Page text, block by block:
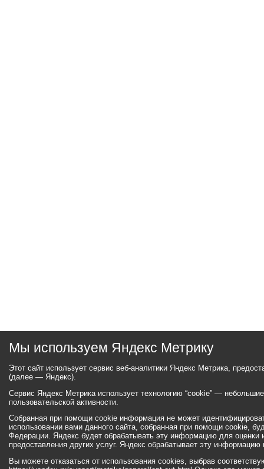
Мы используем Яндекс Метрику
Этот сайт использует сервис веб-аналитики Яндекс Метрика,
(далее — Яндекс).
Сервис Яндекс Метрика использует технологию “cookie” —
пользовательской активности.
Собранная при помощи cookie информация не может
использовании вами данного сайта, собранная при помощи cookie,
Федерации. Яндекс будет обрабатывать эту информацию для оценки
предоставления других услуг. Яндекс обрабатывает эту
Вы можете отказаться от использования cookies, выбрав